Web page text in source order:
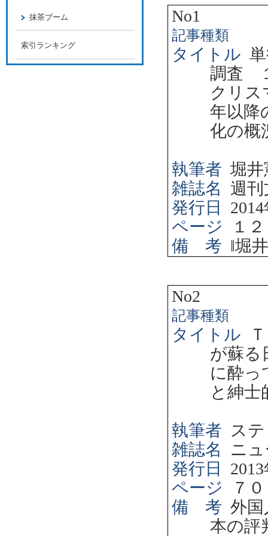
No1
記事種類
タイトル
調査
クリ
年以降
化の概
執筆者 堀井
雑誌名
週刊
発行日
2014
ページ
１
備 考 ‖堀
No2
記事種類
タイトル
が蘇
に酔っ
と紳士
執筆者
ス
雑誌名
ニ
発行日
2013
ページ
７０
備 考 外
本の評
抹茶ブーム
索引ランキング